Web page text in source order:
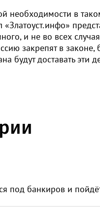
необходимости в
и не во всех
закрепят в
будут доставать эти
под банкиров и